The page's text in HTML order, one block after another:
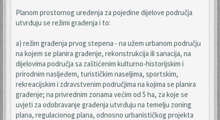
Planom prostornog uređenja za pojedine dijelove područja
utvrđuju se režimi građenja i to:
a) režim građenja prvog stepena - na užem urbanom području
na kojem se planira građenje, rekonstrukcija ili sanacija, na
dijelovima područja sa zaštićenim kulturno-historijskim i
prirodnim nasljeđem, turističkim naseljima, sportskim,
rekreacijskim i zdravstvenim područjima na kojima se planira
građenje; na privrednim zonama većim od 5 ha, za koje se
uvjeti za odobravanje građenja utvrđuju na temelju zoning
plana, regulacionog plana, odnosno urbanističkog projekta